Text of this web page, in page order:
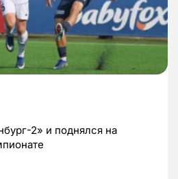
2» и поднялся на